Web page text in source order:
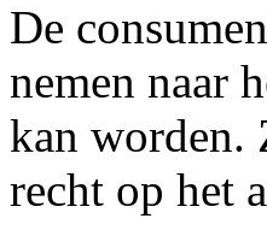
De
nemen naar
kan worden.
recht op het